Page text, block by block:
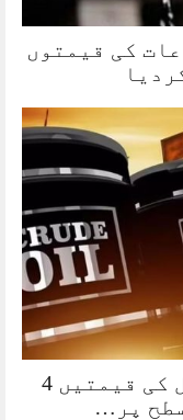
کی قیمتوں
عالمی منڈی میں خام تیل کی قیمتیں 4
پر…